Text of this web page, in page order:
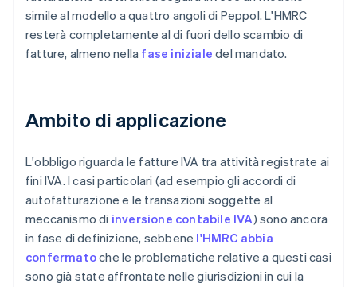
simile al modello a quattro angoli di Peppol. L'HMRC
resterà completamente al di fuori dello scambio di
fatture, almeno nella fase iniziale del mandato.
Ambito di applicazione
L'obbligo riguarda le fatture IVA tra attività registrate ai
fini IVA. I casi particolari (ad esempio gli accordi di
autofatturazione e le transazioni soggette al
meccanismo di inversione contabile IVA) sono ancora
in fase di definizione, sebbene l'HMRC abbia
confermatoche le problematiche relative a questi casi
sono già state affrontate nelle giurisdizioni in cui la